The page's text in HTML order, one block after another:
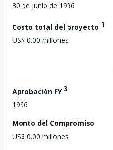
30 de junio de 1996
Costo total del proyecto 1
US$ 0.00 millones
Aprobación FY3
1996
Monto del Compromiso
US$ 0.00 millones